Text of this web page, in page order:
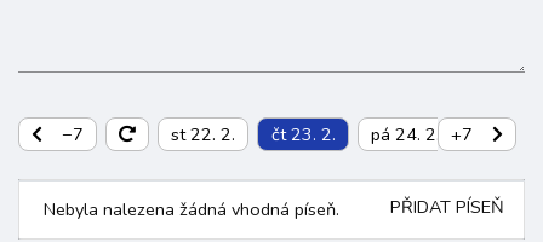
−7 st 22. 2. čt 23. 2. pá 24. 2. so 25. 2.
+7
Nebyla nalezena žádná vhodná píseň. PŘIDAT PÍSEŇ